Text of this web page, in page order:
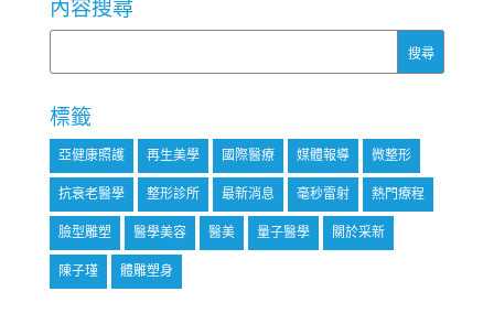
內容搜尋
標籤
亞健康照護 再生美學 國際醫療 媒體報導 微整形
抗衰老醫學 整形診所 最新消息 毫秒雷射 熱門療程
臉型雕塑 醫學美容 醫美 量子醫學 關於采新
陳子瑾 體雕塑身